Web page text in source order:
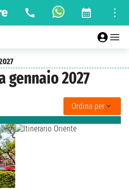
gennaio 2027
Ordina per